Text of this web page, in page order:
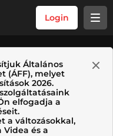
Login
Általános
(ÁFF), melyet
2026.
elfogadja a
a változásokkal,
és a